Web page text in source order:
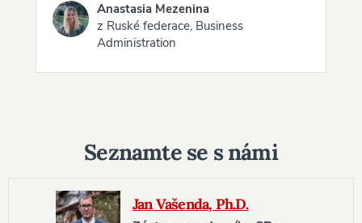
Anastasia Mezenina
z Ruské federace, Business
Administration
Seznamte se s námi
Jan Vašenda, Ph.D.